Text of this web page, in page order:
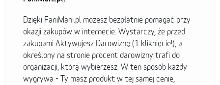
Dzięki FaniMani.pl możesz bezpłatnie pomagać przy
okazji zakupów w internecie. Wystarczy, że przed
zakupami Aktywujesz Darowiznę (1 kliknięcie!), a
określony na stronie procent darowizny trafi do
organizacji, którą wybierzesz. W ten sposób każdy
wygrywa - Ty masz produkt w tej samej cenie,